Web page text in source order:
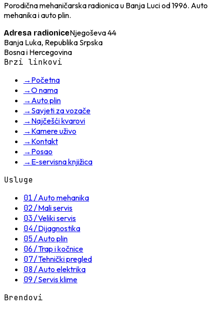
Porodična mehaničarska radionica u Banja Luci od 1996. Auto
mehanika i auto plin.
Adresa radioniceNjegoševa 44
Banja Luka, Republika Srpska
Bosna i Hercegovina
Brzi linkovi
→ Početna
→O nama
→ Auto plin
→ Savjeti za vozače
→ Najčešći kvarovi
→ Kamere uživo
→ Kontakt
→ Posao
→ E-servisna knjižica
Usluge
01/Auto mehanika
02/Mali servis
03/Veliki servis
04/Dijagnostika
05/Auto plin
06/Trap i kočnice
07/Tehnički pregled
08/Auto elektrika
09/Servis klime
Brendovi